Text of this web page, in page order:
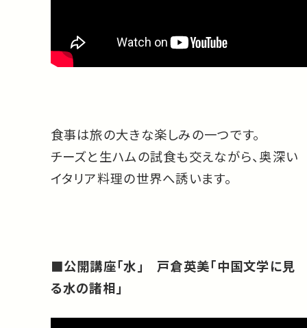
食事は旅の大きな楽しみの一つです。
チーズと生ハムの試食も交えながら、奥深い
イタリア料理の世界へ誘います。
■公開講座「水」 戸倉英美「中国文学に見
る水の諸相」